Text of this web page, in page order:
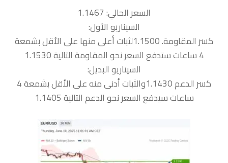
السعر الحالي: 1.1467
السيناريو الأول:
كسر المقاومة. 1.1500لثبات أعلى منها على الأقل بشمعة
4 ساعات ستدفع السعر نحو المقاومة التالية 1.1530
السيناريو البديل:
كسر الدعم 1.1430والثبات أدنى منه على الأقل بشمعة 4
ساعات سيدفع السعر نحو الدعم التالية 1.1405